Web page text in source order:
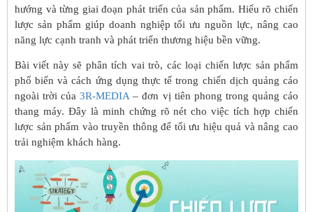
hướng và từng giai đoạn phát triển của sản phẩm. Hiểu rõ chiến
lược sản phẩm giúp doanh nghiệp tối ưu nguồn lực, nâng cao
năng lực cạnh tranh và phát triển thương hiệu bền vững.
Bài viết này sẽ phân tích vai trò, các loại chiến lược sản phẩm
phổ biến và cách ứng dụng thực tế trong chiến dịch quảng cáo
ngoài trời của3R-MEDIA– đơn vị tiên phong trong quảng cáo
thang máy. Đây là minh chứng rõ nét cho việc tích hợp chiến
lược sản phẩm vào truyền thông để tối ưu hiệu quả và nâng cao
trải nghiệm khách hàng.